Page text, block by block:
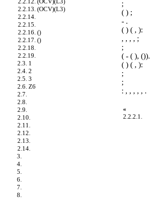
2.2.13. (OCV)(L3)
2.2.14.
2.2.15.
2.2.16. ()
2.2.17. ()
2.2.18.
2.2.19.
2.3. 1
2.4. 2
2.5. 3
2.6. Z6
2.7.
2.8.
2.9.
2.10.
2.11.
2.12.
2.13.
2.14.
3.
4.
5.
6.
7.
8.
;
( ) ;
- .
( ) ( , ):
, , , , ;
;
( - ( ), ()).
( ) ( , ):
;
;
: , , , , , .
«
2.2.2.1.